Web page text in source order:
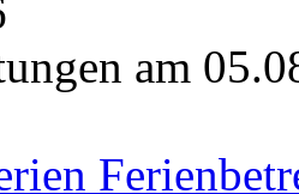
am